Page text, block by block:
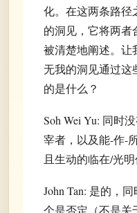
化。在这两条路径
的洞见，它将两者
被清楚地阐述。让
无我的洞见通过这
的是什么？
Soh Wei Yu: 同时
宰者，以及能-作-
且生动的临在/光
John Tan: 是的，
个是否定（不是关